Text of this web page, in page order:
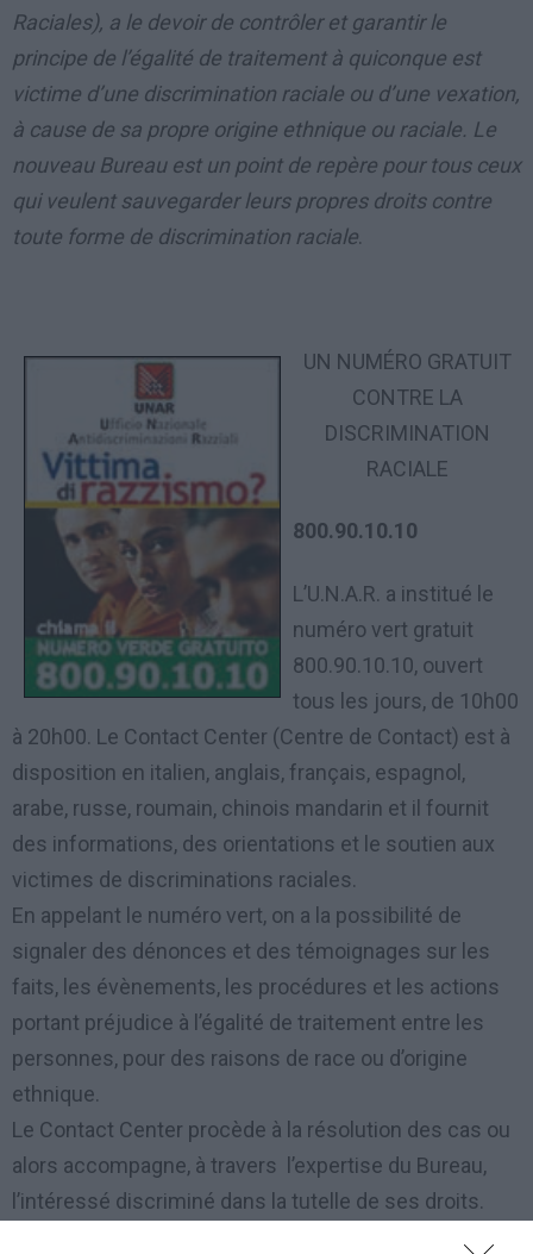
Raciales), a le devoir de contrôler et garantir le
principe de l’égalité de traitement à quiconque est
victime d’une discrimination raciale ou d’une vexation,
à cause de sa propre origine ethnique ou raciale. Le
nouveau Bureau est un point de repère pour tous ceux
qui veulent sauvegarder leurs propres droits contre
toute forme de discrimination raciale.
UN NUMÉRO GRATUIT
CONTRE LA
DISCRIMINATION
RACIALE
800.90.10.10
L’U.N.A.R. a institué le
numéro vert gratuit
800.90.10.10, ouvert
tous les jours, de 10h00
à 20h00. Le Contact Center (Centre de Contact) est à
disposition en italien, anglais, français, espagnol,
arabe, russe, roumain, chinois mandarin et il fournit
des informations, des orientations et le soutien aux
victimes de discriminations raciales.
En appelant le numéro vert, on a la possibilité de
signaler des dénonces et des témoignages sur les
faits, les évènements, les procédures et les actions
portant préjudice à l’égalité de traitement entre les
personnes, pour des raisons de race ou d’origine
ethnique.
Le Contact Center procède à la résolution des cas ou
alors accompagne, à travers l’expertise du Bureau,
l’intéressé discriminé dans la tutelle de ses droits.